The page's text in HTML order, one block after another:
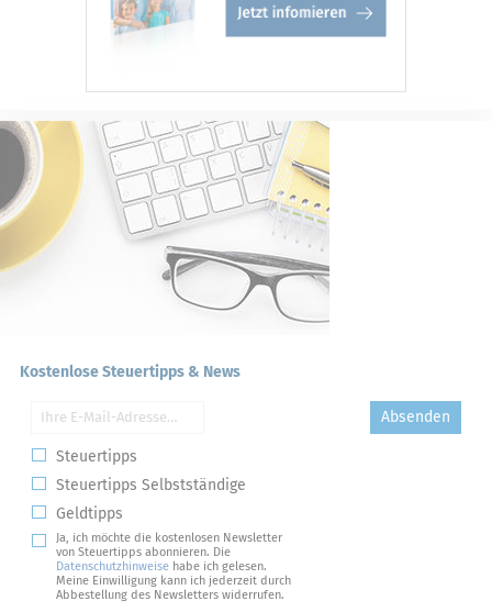
Kostenlose Steuertipps & News
Absenden
Steuertipps
Steuertipps Selbstständige
Geldtipps
Ja, ich möchte die kostenlosen Newsletter
von Steuertipps abonnieren. Die
Datenschutzhinweise habe ich gelesen.
Meine Einwilligung kann ich jederzeit durch
Abbestellung des Newsletters widerrufen.